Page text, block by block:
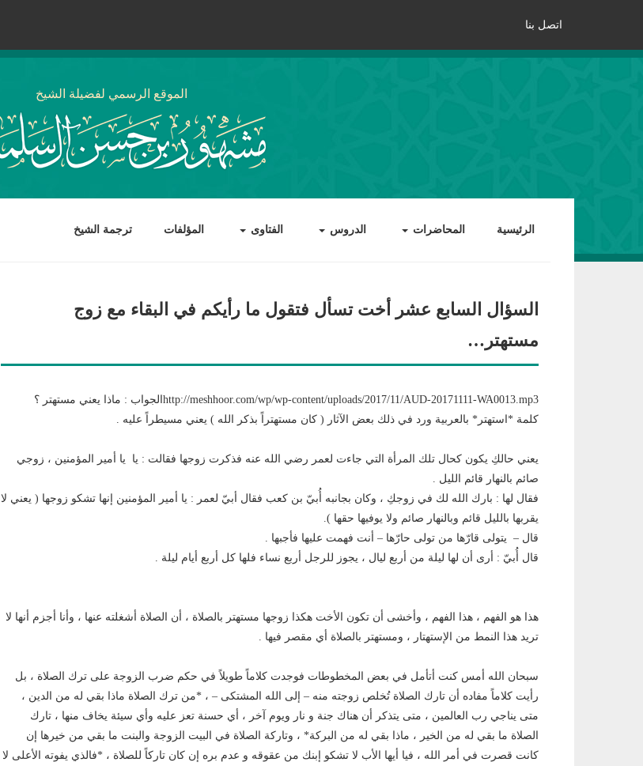
اتصل بنا
الموقع الرسمي لفضيلة الشيخ
الرئيسية المحاضرات الدروس الفتاوى المؤلفات ترجمة الشيخ
السؤال السابع عشر أخت تسأل فتقول ما رأيكم في البقاء مع زوج
مستهتر…
http://meshhoor.com/wp/wp-content/uploads/2017/11/AUD-20171111-WA0013.mp3الجواب : ماذا يعني مستهتر ؟
كلمة *استهتر* بالعربية ورد في ذلك بعض الآثار ( كان مستهتراً بذكر الله ) يعني مسيطراً عليه .
يعني حالكِ يكون كحال تلك المرأة التي جاءت لعمر رضي الله عنه فذكرت زوجها فقالت : يا يا أمير المؤمنين ، زوجي
صائم بالنهار قائم الليل .
فقال لها : بارك الله لك في زوجكِ ، وكان بجانبه أُبيّ بن كعب فقال أبيّ لعمر : يا أمير المؤمنين إنها تشكو زوجها ( يعني لا
يقربها بالليل قائم وبالنهار صائم ولا يوفيها حقها ).
قال – يتولى قارّها من تولى حارّها – أنت فهمت عليها فأجبها .
قال أُبيّ : أرى أن لها ليلة من أربع ليال ، يجوز للرجل أربع نساء فلها كل أربع أيام ليلة .
هذا هو الفهم ، هذا الفهم ، وأخشى أن تكون الأخت هكذا زوجها مستهتر بالصلاة ، أن الصلاة أشغلته عنها ، وأنا أجزم أنها لا
تريد هذا النمط من الإستهتار ، ومستهتر بالصلاة أي مقصر فيها .
سبحان الله أمس كنت أتأمل في بعض المخطوطات فوجدت كلاماً طويلاً في حكم ضرب الزوجة على ترك الصلاة ، بل
رأيت كلاماً مفاده أن تارك الصلاة تُخلص زوجته منه – إلى الله المشتكى – ، *من ترك الصلاة ماذا بقي له من الدين ،
متى يناجي رب العالمين ، متى يتذكر أن هناك جنة و نار ويوم آخر ، أي حسنة تعز عليه وأي سيئة يخاف منها ، تارك
الصلاة ما بقي له من الخير ، ماذا بقي له من البركة* ، وتاركة الصلاة في البيت الزوجة والبنت ما بقي من خيرها إن
كانت قصرت في أمر الله ، فيا أيها الأب لا تشكو إبنك من عقوقه و عدم بره إن كان تاركاً للصلاة ، *فالذي يفوته الأعلى لا